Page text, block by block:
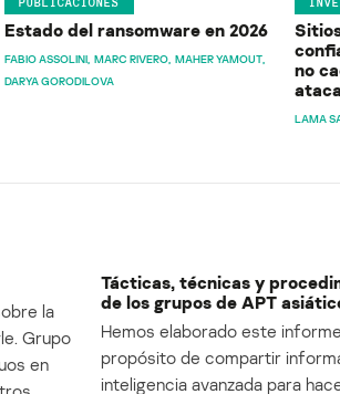
Estado del ransomware en 2026
FABIO ASSOLINI MARC RIVERO MAHER YAMOUT
DARYA GORODILOVA
no
LAMA
la
Grupo
en
Tácticas, técnicas y
de los grupos de APT
Hemos elaborado este
propósito de compartir
inteligencia avanzada para